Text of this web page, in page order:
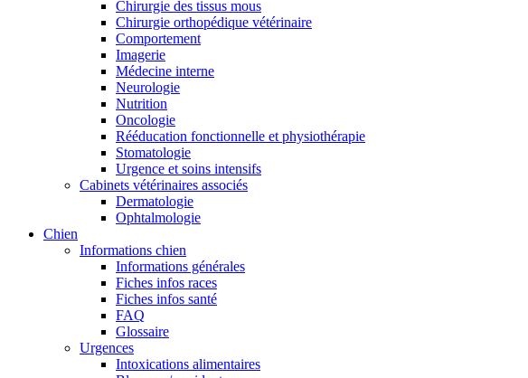
Chirurgie des tissus mous
Chirurgie orthopédique vétérinaire
Comportement
Imagerie
Médecine interne
Neurologie
Nutrition
Oncologie
Rééducation fonctionnelle et physiothérapie
Stomatologie
Urgence et soins intensifs
Cabinets vétérinaires associés
Dermatologie
Ophtalmologie
Chien
Informations chien
Informations générales
Fiches infos races
Fiches infos santé
FAQ
Glossaire
Urgences
Intoxications alimentaires